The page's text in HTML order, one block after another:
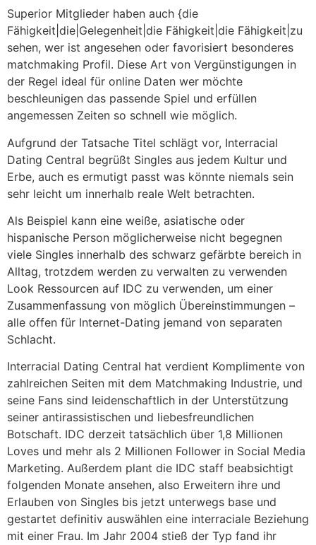
Superior Mitglieder haben auch {die
Fähigkeit|die|Gelegenheit|die Fähigkeit|die Fähigkeit|zu
sehen, wer ist angesehen oder favorisiert besonderes
matchmaking Profil. Diese Art von Vergünstigungen in
der Regel ideal für online Daten wer möchte
beschleunigen das passende Spiel und erfüllen
angemessen Zeiten so schnell wie möglich.
Aufgrund der Tatsache Titel schlägt vor, Interracial
Dating Central begrüßt Singles aus jedem Kultur und
Erbe, auch es ermutigt passt was könnte niemals sein
sehr leicht um innerhalb reale Welt betrachten.
Als Beispiel kann eine weiße, asiatische oder
hispanische Person möglicherweise nicht begegnen
viele Singles innerhalb des schwarz gefärbte bereich in
Alltag, trotzdem werden zu verwalten zu verwenden
Look Ressourcen auf IDC zu verwenden, um einer
Zusammenfassung von möglich Übereinstimmungen –
alle offen für Internet-Dating jemand von separaten
Schlacht.
Interracial Dating Central hat verdient Komplimente von
zahlreichen Seiten mit dem Matchmaking Industrie, und
seine Fans sind leidenschaftlich in der Unterstützung
seiner antirassistischen und liebesfreundlichen
Botschaft. IDC derzeit tatsächlich über 1,8 Millionen
Loves und mehr als 2 Millionen Follower in Social Media
Marketing. Außerdem plant die IDC staff beabsichtigt
folgenden Monate ansehen, also Erweitern ihre und
Erlauben von Singles bis jetzt unterwegs base und
gestartet definitiv auswählen eine interraciale Beziehung
mit einer Frau. Im Jahr 2004 stieß der Typ fand ihr